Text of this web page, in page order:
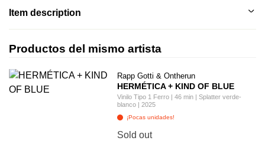
Item description
Productos del mismo artista
Rapp Gotti & Ontherun
HERMÉTICA + KIND OF BLUE
Vinilo Tipo 1 Ferro | 46 min | Splatter verde-
blanco | 2025
¡Pocas unidades!
Sold out